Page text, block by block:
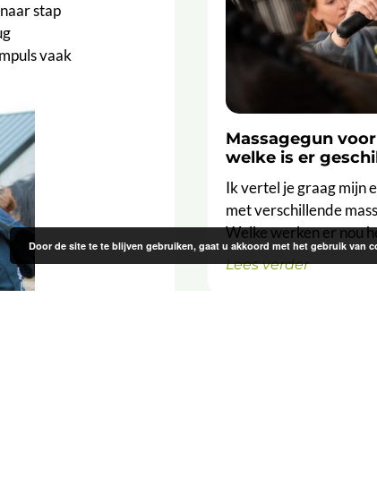
stap
vaak
Massagegun
welke is er
Ik vertel je graag mijn
met verschillende
Welke werken er nou
Lees verder
Door de site te te blijven gebruiken, gaat u akkoord met het gebruik van